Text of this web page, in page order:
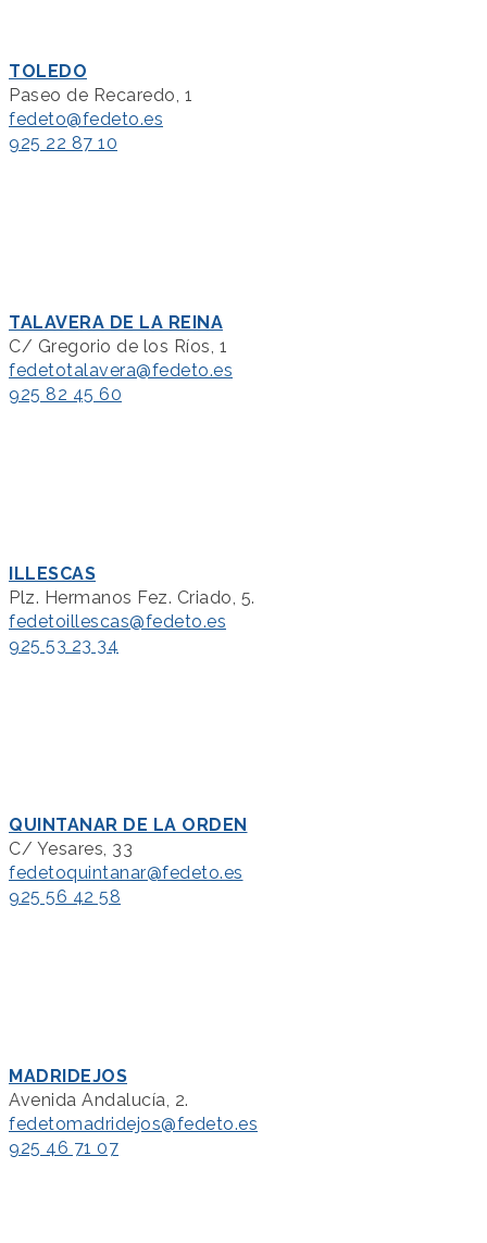
TOLEDO
Paseo de Recaredo, 1
fedeto@fedeto.es
925 22 87 10
TALAVERA DE LA REINA
C/ Gregorio de los Ríos, 1
fedetotalavera@fedeto.es
925 82 45 60
ILLESCAS
Plz. Hermanos Fez. Criado, 5.
fedetoillescas@fedeto.es
925 53 23 34
QUINTANAR DE LA ORDEN
C/ Yesares, 33
fedetoquintanar@fedeto.es
925 56 42 58
MADRIDEJOS
Avenida Andalucía, 2.
fedetomadridejos@fedeto.es
925 46 71 07